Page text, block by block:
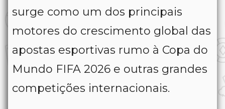
surge como um dos principais
motores do crescimento global das
apostas esportivas rumo à Copa do
Mundo FIFA 2026 e outras grandes
competições internacionais.